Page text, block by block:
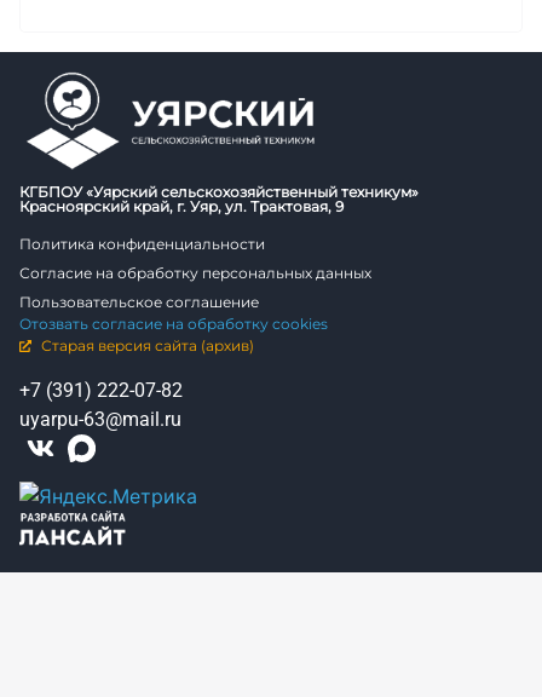
КГБПОУ «Уярский сельскохозяйственный техникум»
Красноярский край, г. Уяр, ул. Трактовая, 9
Политика конфиденциальности
Согласие на обработку персональных данных
Пользовательское соглашение
Отозвать согласие на обработку cookies
Старая версия сайта (архив)
+7 (391) 222-07-82
uyarpu-63@mail.ru